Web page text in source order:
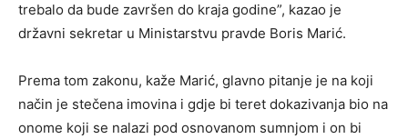
trebalo da bude završen do kraja godine”, kazao je
državni sekretar u Ministarstvu pravde Boris Marić.
Prema tom zakonu, kaže Marić, glavno pitanje je na koji
način je stečena imovina i gdje bi teret dokazivanja bio na
onome koji se nalazi pod osnovanom sumnjom i on bi